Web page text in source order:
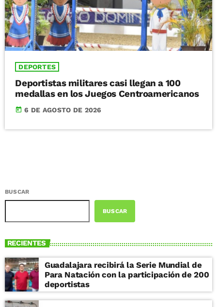
DEPORTES
Deportistas militares casi llegan a 100
medallas en los Juegos Centroamericanos
today 6 DE AGOSTO DE 2026
BUSCAR
BUSCAR
RECIENTES
Guadalajara recibirá la Serie Mundial de
Para Natación con la participación de 200
deportistas